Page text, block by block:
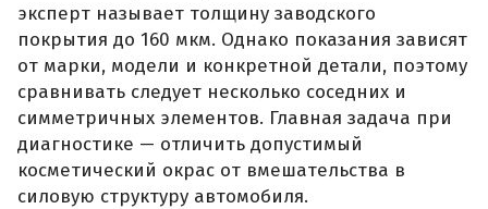
эксперт называет толщину заводского
покрытия до 160 мкм. Однако показания зависят
от марки, модели и конкретной детали, поэтому
сравнивать следует несколько соседних и
симметричных элементов. Главная задача при
диагностике — отличить допустимый
косметический окрас от вмешательства в
силовую структуру автомобиля.